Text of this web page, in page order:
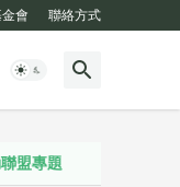
會 聯絡方式